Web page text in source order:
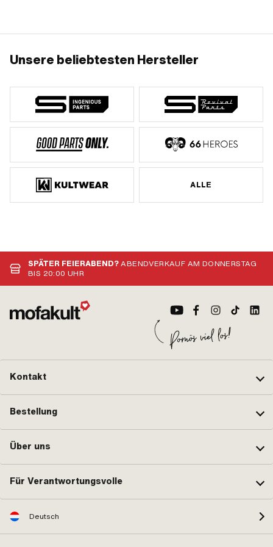
Unsere beliebtesten Hersteller
ALLE
SPÄTER FEIERABEND?ABENDVERKAUF AM DONNERSTAG
BIS 20:00 UHR
Kontakt
Bestellung
Über uns
Für Verantwortungsvolle
Deutsch